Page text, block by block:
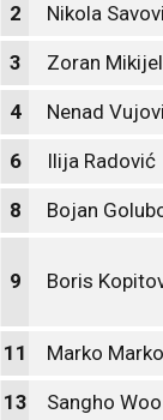
2 Nikola
3 Zoran
4 Nenad
6 Ilija Radović
8 Bojan
9 Boris
11 Marko
13 Sangho Woo